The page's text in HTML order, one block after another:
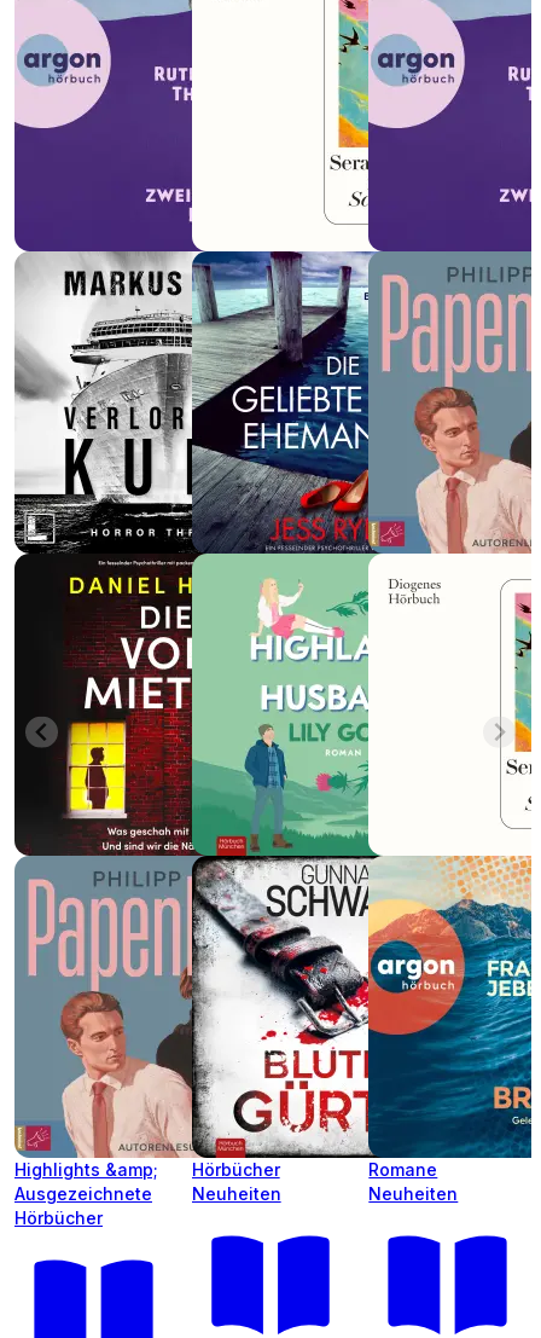
Highlights &amp;
Ausgezeichnete
Hörbücher
Hörbücher
Neuheiten
Romane
Neuheiten